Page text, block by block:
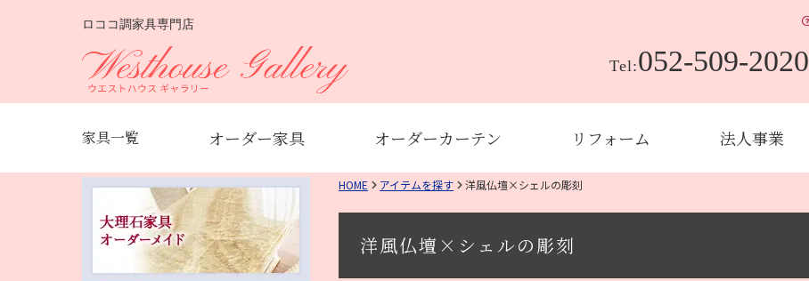
ロココ調家具専門店
Tel:052-509-2020
家具一覧 オーダー家具 オーダーカーテン リフォーム 法人事業
HOME アイテムを探す 洋風仏壇×シェルの彫刻
洋風仏壇×シェルの彫刻